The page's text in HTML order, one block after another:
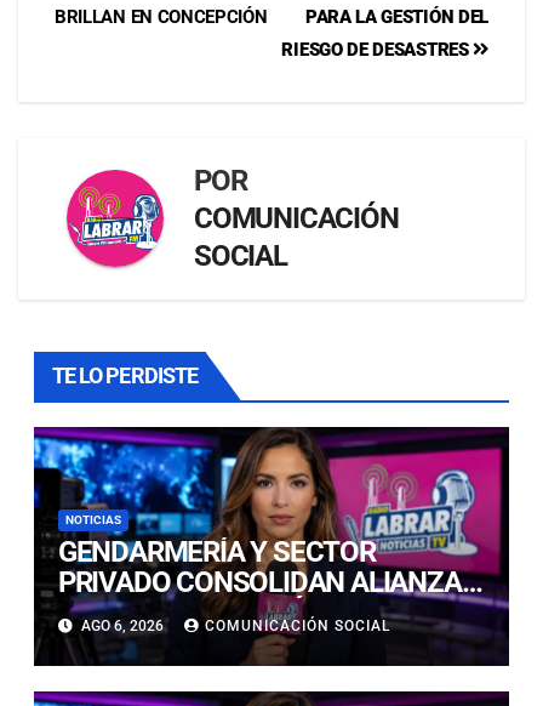
PARA LA GESTIÓN DEL
RIESGO DE DESASTRES
BRILLAN EN CONCEPCIÓN
POR
COMUNICACIÓN
SOCIAL
TE LO PERDISTE
NOTICIAS
GENDARMERÍA Y SECTOR
PRIVADO CONSOLIDAN ALIANZA
POR LA REINSERCIÓN LABORAL
EN LA REGIÓN DE ATACAMA
AGO 6, 2026 COMUNICACIÓN SOCIAL